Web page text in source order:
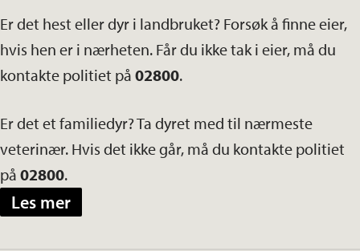
Er det hest eller dyr i landbruket? Forsøk å finne eier,
hvis hen er i nærheten. Får du ikke tak i eier, må du
kontakte politiet på02800.
Er det et familiedyr? Ta dyret med til nærmeste
veterinær. Hvis det ikke går, må du kontakte politiet
på02800.
Les mer